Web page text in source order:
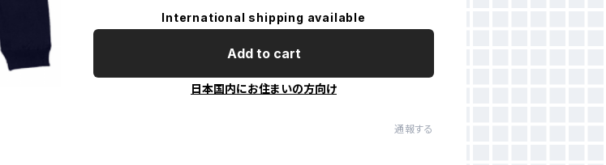
International shipping available
Add to cart
日本国内にお住まいの方向け
通報する